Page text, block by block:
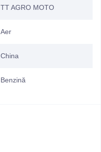
TT AGRO MOTO
Aer
China
Benzină